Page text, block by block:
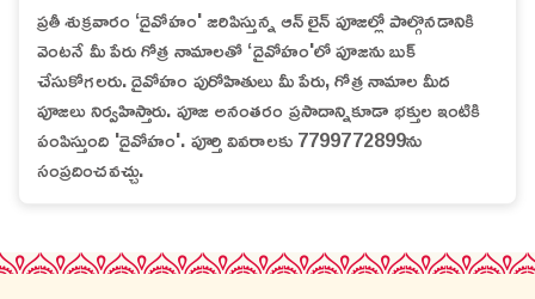
ప్రతీ శుక్రవారం ‘దైవోహం' జరిపిస్తున్న ఆన్ లైన్ పూజల్లో పాల్గొనడానికి
వెంటనే మీ పేరు గోత్ర నామాలతో ‘దైవోహం'లో పూజను బుక్
చేసుకోగలరు. దైవోహం పురోహితులు మీ పేరు, గోత్ర నామాల మీద
పూజలు నిర్వహిస్తారు. పూజ అనంతరం ప్రసాదాన్నికూడా భక్తుల ఇంటికి
పంపిస్తుంది 'దైవోహం'. పూర్తి వివరాలకు 7799772899ను
సంప్రదించవచ్చు.